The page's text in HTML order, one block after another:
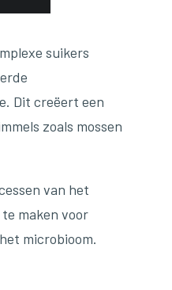
suikers
Dit creëert een
zoals mossen
van het
maken voor
microbioom.